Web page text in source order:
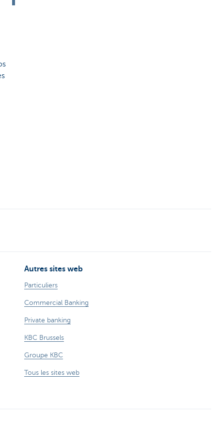
Autres sites web
Particuliers
Commercial Banking
Private banking
KBC Brussels
Groupe KBC
Tous les sites web